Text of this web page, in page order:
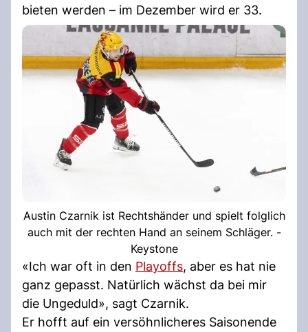
bieten werden – im Dezember wird er 33.
Austin Czarnik ist Rechtshänder und spielt folglich
auch mit der rechten Hand an seinem Schläger. -
Keystone
«Ich war oft in den Playoffs, aber es hat nie
ganz gepasst. Natürlich wächst da bei mir
die Ungeduld», sagt Czarnik.
Er hofft auf ein versöhnlicheres Saisonende